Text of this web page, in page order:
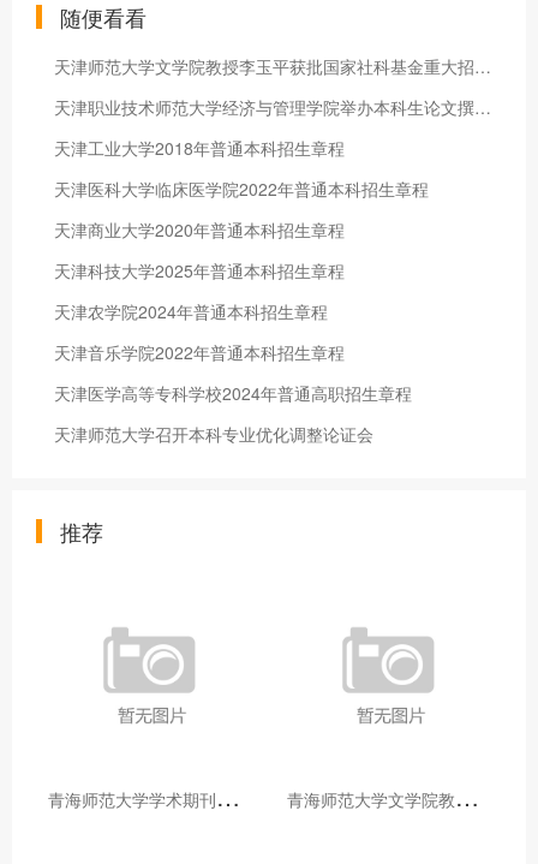
随便看看
天津师范大学文学院教授李玉平获批国家社科基金重大招标项目
天津职业技术师范大学经济与管理学院举办本科生论文撰写专题讲座
天津工业大学2018年普通本科招生章程
天津医科大学临床医学院2022年普通本科招生章程
天津商业大学2020年普通本科招生章程
天津科技大学2025年普通本科招生章程
天津农学院2024年普通本科招生章程
天津音乐学院2022年普通本科招生章程
天津医学高等专科学校2024年普通高职招生章程
天津师范大学召开本科专业优化调整论证会
推荐
青
海师范大学学术期刊两个专栏入选2025年青海省期刊重点专栏 青
海师范大学文学院教师赴山东省相关高校和学术机构交流学习